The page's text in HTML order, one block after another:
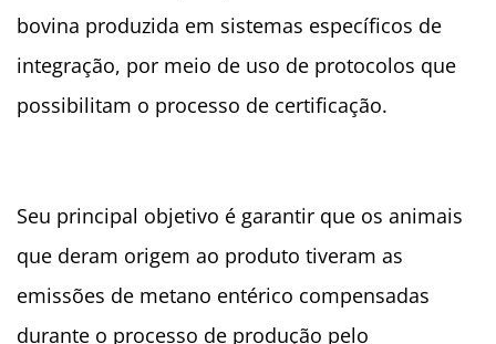
bovina produzida em sistemas específicos de
integração, por meio de uso de protocolos que
possibilitam o processo de certificação.
Seu principal objetivo é garantir que os animais
que deram origem ao produto tiveram as
emissões de metano entérico compensadas
durante o processo de produção pelo